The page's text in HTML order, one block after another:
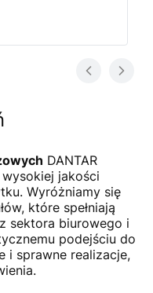
DANTAR
jakości
Wyróżniamy się
które spełniają
sektora biurowego i
podejściu do
i sprawne realizacje,